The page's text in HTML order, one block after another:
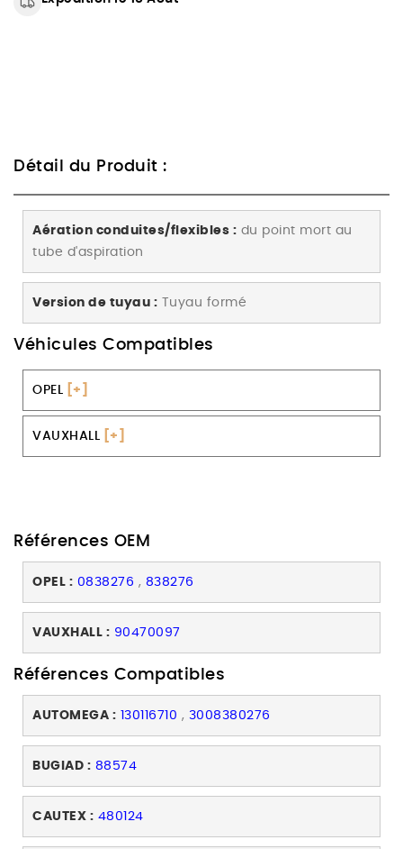
Détail du Produit :
Aération conduites/flexibles : du point mort au
tube d'aspiration
Version de tuyau : Tuyau formé
Véhicules Compatibles
OPEL [+]
VAUXHALL [+]
Références OEM
OPEL : 0838276 , 838276
VAUXHALL : 90470097
Références Compatibles
AUTOMEGA : 130116710 , 3008380276
BUGIAD : 88574
CAUTEX : 480124